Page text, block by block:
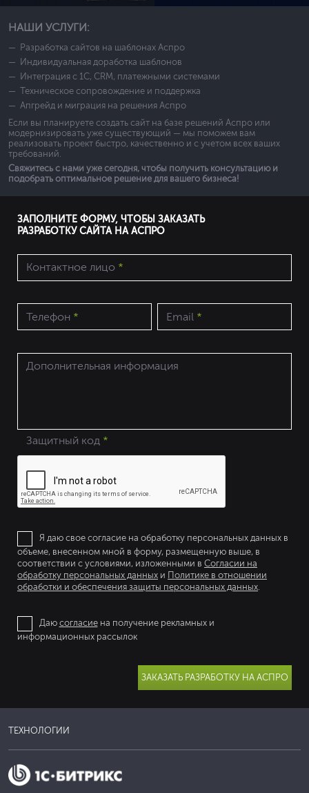
НАШИ УСЛУГИ:
Разработка сайтов на шаблонах Аспро
Индивидуальная доработка шаблонов
Интеграция с 1С, CRM, платежными системами
Техническое сопровождение и поддержка
Апгрейд и миграция на решения Аспро
Если вы планируете создать сайт на базе решений Аспро или
модернизировать уже существующий — мы поможем вам
реализовать проект быстро, качественно и с учетом всех ваших
требований.
Свяжитесь с нами уже сегодня, чтобы получить консультацию и
подобрать оптимальное решение для вашего бизнеса!
ЗАПОЛНИТЕ ФОРМУ, ЧТОБЫ ЗАКАЗАТЬ
РАЗРАБОТКУ САЙТА НА АСПРО
Контактное лицо *
Телефон * Email *
Дополнительная информация
Защитный код *
Я даю свое согласие на обработку персональных данных в
объеме, внесенном мной в форму, размещенную выше, в
соответствии с условиями, изложенными в Согласии на
обработку персональных данных и
Политике в отношении
обработки и обеспечения защиты персональных данных.
Даю согласиена получение рекламных и
информационных рассылок
ЗАКАЗАТЬ РАЗРАБОТКУ НА АСПРО
ТЕХНОЛОГИИ